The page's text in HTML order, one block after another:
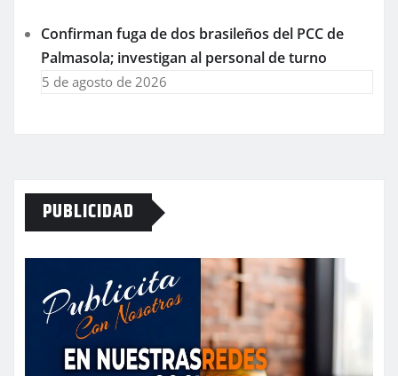
Confirman fuga de dos brasileños del PCC de
Palmasola; investigan al personal de turno
5 de agosto de 2026
PUBLICIDAD